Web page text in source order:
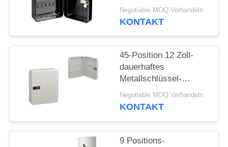
Position Metallmit
Kombinationsschloß
Negotiable MOQ:Verhandeln
KONTAKT
45-Position 12 Zoll-
dauerhaftes
Metallschlüssel-
Safe/Verschluss des
Metallschlüsselschrank-
Negotiable MOQ:Verhandeln
KONTAKT
9 Positions-